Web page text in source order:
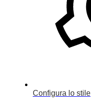
Configura lo stile